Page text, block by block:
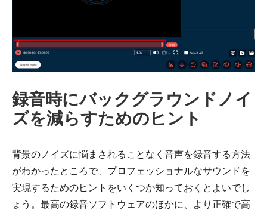
ステップ
3。
録音時にバックグラウンドノイ
ズを減らすためのヒント
背景のノイズに悩まされることなく音声を録音する方法
がわかったところで、プロフェッショナルなサウンドを
実現するためのヒントをいくつか知っておくとよいでし
ょう。最高の録音ソフトウェアのほかに、より正確で高